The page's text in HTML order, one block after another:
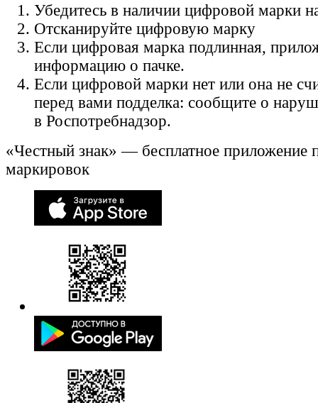
Убедитесь в наличии цифровой марки
Отсканируйте цифровую марку
Если цифровая марка подлинная,
информацию о пачке.
Если цифровой марки нет или она не
перед вами подделка: сообщите о
в Роспотребнадзор.
«Честный знак» — бесплатное приложение
маркировок